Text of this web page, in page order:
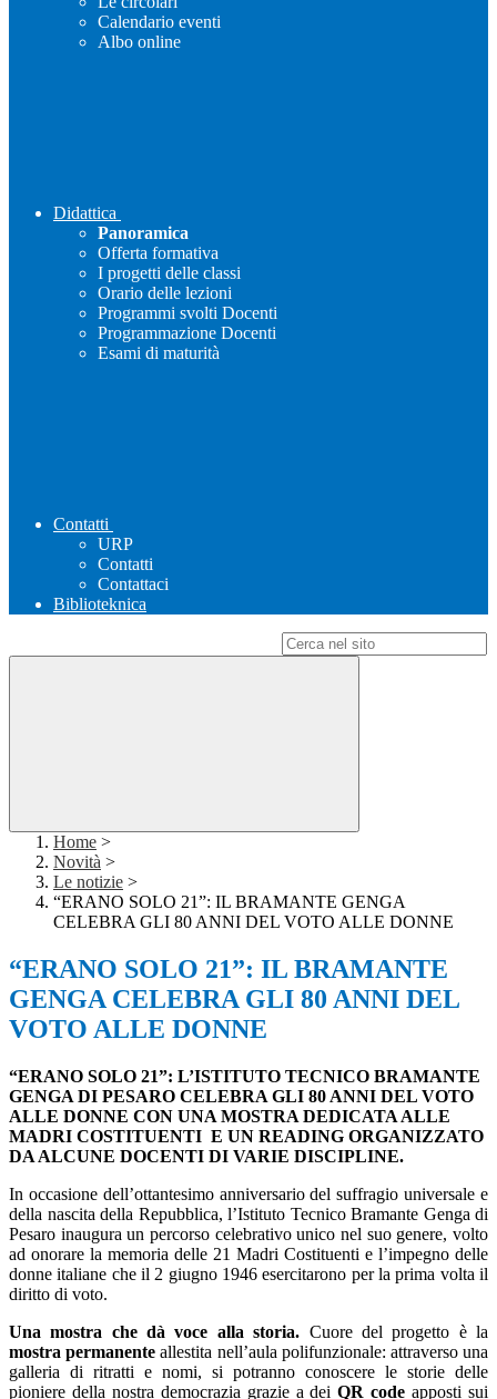
Calendario eventi
Albo online
Didattica
Panoramica
Offerta formativa
I progetti delle classi
Orario delle lezioni
Programmi svolti Docenti
Programmazione Docenti
Esami di maturità
Contatti
URP
Contatti
Contattaci
Biblioteknica
Home >
Novità >
Le notizie >
“ERANO SOLO 21”: IL BRAMANTE GENGA
CELEBRA GLI 80 ANNI DEL VOTO ALLE DONNE
“ERANO SOLO 21”: IL BRAMANTE
GENGA CELEBRA GLI 80 ANNI DEL
VOTO ALLE DONNE
“ERANO SOLO 21”: L’ISTITUTO TECNICO BRAMANTE
GENGA DI PESARO CELEBRA GLI 80 ANNI DEL VOTO
ALLE DONNE CON UNA MOSTRA DEDICATA ALLE
MADRI COSTITUENTI E UN READING ORGANIZZATO
DA ALCUNE DOCENTI DI VARIE DISCIPLINE.
In occasione dell’ottantesimo anniversario del suffragio universale e
della nascita della Repubblica, l’Istituto Tecnico Bramante Genga di
Pesaro inaugura un percorso celebrativo unico nel suo genere, volto
ad onorare la memoria delle 21 Madri Costituenti e l’impegno delle
donne italiane che il 2 giugno 1946 esercitarono per la prima volta il
diritto di voto.
Una mostra che dà voce alla storia. Cuore del progetto è la
mostra permanente allestita nell’aula polifunzionale: attraverso una
galleria di ritratti e nomi, si potranno conoscere le storie delle
pioniere della nostra democrazia grazie a deiQR code apposti sui